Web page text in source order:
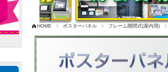
HOME ポスターパネル フレーム開閉式(屋内用)